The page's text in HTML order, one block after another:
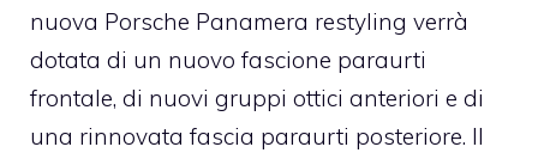
nuova Porsche Panamera restyling verrà
dotata di un nuovo fascione paraurti
frontale, di nuovi gruppi ottici anteriori e di
una rinnovata fascia paraurti posteriore. Il